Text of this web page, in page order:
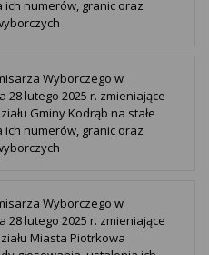
ich numerów, granic oraz
Wyborczego w
lutego 2025 r. zmieniające
Gminy Kodrąb na stałe
ich numerów, granic oraz
Wyborczego w
lutego 2025 r. zmieniające
Miasta Piotrkowa